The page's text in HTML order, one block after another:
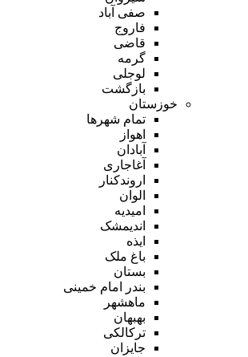
صفی آباد
فاروج
قاضی
گرمه
لوجلی
بازگشت
خوزستان
تمام شهر‌ها
اهواز
آبادان
آغاجاری
اروندکنار
الوان
امیدیه
اندیمشک
ایذه
باغ ملک
بستان
بندر امام خمینی
ماهشهر
بهبهان
ترکالکی
جایزان